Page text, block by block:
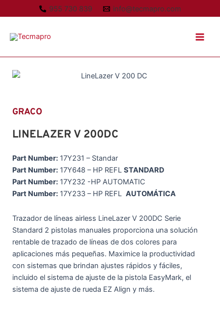
al
955 730 839 info@tecmapro.com
GRACO
LINELAZER V 200DC
Part Number: 17Y231 – Standar
Part Number: 17Y648 – HP REFL STANDARD
Part Number: 17Y232 -HP AUTOMATIC
Part Number: 17Y233 – HP REFL AUTOMÁTICA
Trazador de líneas airless LineLazer V 200DC Serie
Standard 2 pistolas manuales proporciona una solución
rentable de trazado de líneas de dos colores para
aplicaciones más pequeñas. Maximice la productividad
con sistemas que brindan ajustes rápidos y fáciles,
incluido el sistema de ajuste de la pistola EasyMark, el
sistema de ajuste de rueda EZ Align y más.